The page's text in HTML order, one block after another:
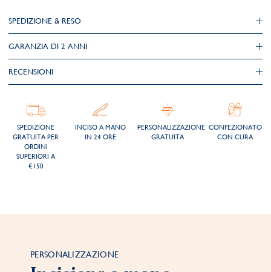
SPEDIZIONE & RESO
GARANZIA DI 2 ANNI
RECENSIONI
SPEDIZIONE
GRATUITA PER
ORDINI
SUPERIORI A
€150
INCISO A MANO
IN 24 ORE
PERSONALIZZAZIONE
GRATUITA
CONFEZIONATO
CON CURA
PERSONALIZZAZIONE